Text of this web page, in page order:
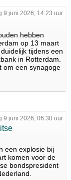
9 juni 2026, 14:23 uur
hebben
op 13 maart
tijdens een
in Rotterdam.
om een synagoge
9 juni 2026, 06:30 uur
een explosie bij
komen voor de
bondspresident